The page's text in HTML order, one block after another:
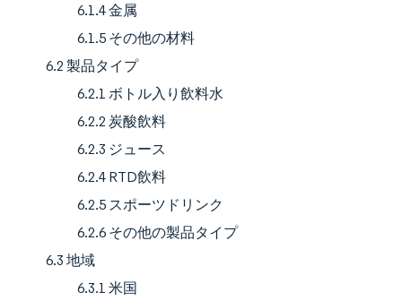
6.1.4 金属
6.1.5 その他の材料
6.2 製品タイプ
6.2.1 ボトル入り飲料水
6.2.2 炭酸飲料
6.2.3 ジュース
6.2.4 RTD飲料
6.2.5 スポーツドリンク
6.2.6 その他の製品タイプ
6.3 地域
6.3.1 米国